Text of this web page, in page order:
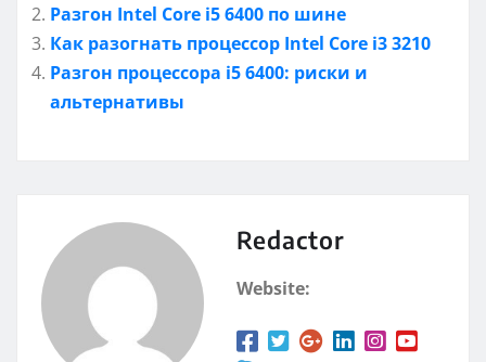
Разгон Intel Core i5 6400 по шине
Как разогнать процессор Intel Core i3 3210
Разгон процессора i5 6400: риски и
альтернативы
Redactor
Website: